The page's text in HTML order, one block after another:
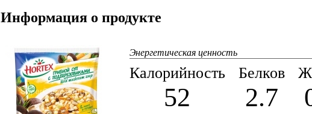
Информация о продукте
Калорийность
Энергетическая ценность
52
Белков
2.7